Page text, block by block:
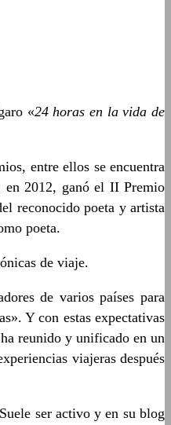
«24 horas en la vida de
entre ellos se encuentra
en 2012, ganó el II Premio
reconocido poeta y artista
poeta.
de viaje.
de varios países para
». Y con estas expectativas
reunido y unificado en un
viajeras después
ser activo y en su blog